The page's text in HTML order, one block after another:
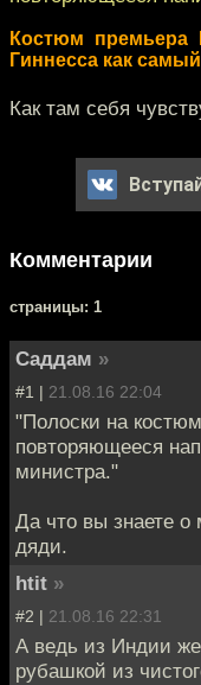
Костюм премьера
Гиннесса как
Как там себя
Комментарии
cтраницы: 1
Саддам »
#1 | 21.08.16 22:04
"Полоски на
повторяющееся
министра."
Да что вы знаете о
дяди.
htit »
#2 | 21.08.16 22:31
А ведь из Индии
рубашкой из